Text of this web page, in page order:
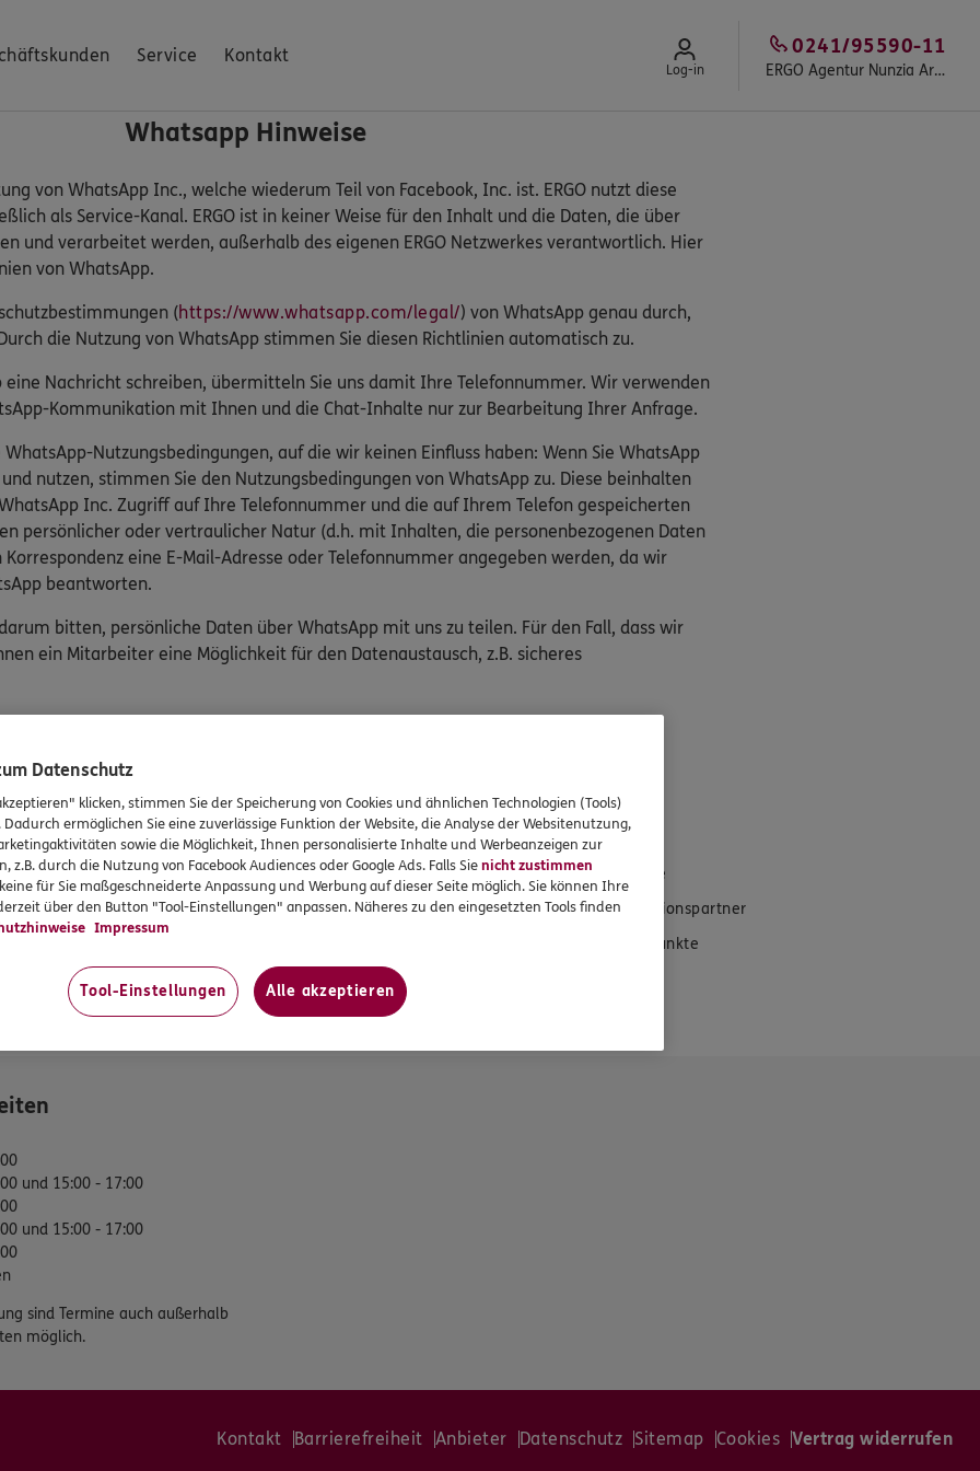
Service Kontakt
Log-in ERGO Agentur Nunzia Arena
0241/95590-11
Whatsapp Hinweise
von WhatsApp Inc., welche wiederum Teil von Facebook, Inc. ist. ERGO nutzt diese
als Service-Kanal. ERGO ist in keiner Weise für den Inhalt und die Daten, die über
und verarbeitet werden, außerhalb des eigenen ERGO Netzwerkes verantwortlich. Hier
von WhatsApp.
(https://www.whatsapp.com/legal/) von WhatsApp genau durch,
die Nutzung von WhatsApp stimmen Sie diesen Richtlinien automatisch zu.
eine Nachricht schreiben, übermitteln Sie uns damit Ihre Telefonnummer. Wir verwenden
Kommunikation mit Ihnen und die Chat-Inhalte nur zur Bearbeitung Ihrer Anfrage.
Nutzungsbedingungen, auf die wir keinen Einfluss haben: Wenn Sie WhatsApp
nutzen, stimmen Sie den Nutzungsbedingungen von WhatsApp zu. Diese beinhalten
Inc. Zugriff auf Ihre Telefonnummer und die auf Ihrem Telefon gespeicherten
persönlicher oder vertraulicher Natur (d.h. mit Inhalten, die personenbezogenen Daten
eine E-Mail-Adresse oder Telefonnummer angegeben werden, da wir
beantworten.
bitten, persönliche Daten über WhatsApp mit uns zu teilen. Für den Fall, dass wir
ein Mitarbeiter eine Möglichkeit für den Datenaustausch, z.B. sicheres
Das könnte Sie auch interessieren
Unsere Agentur
Standorte
Sponsoring
Kooperationspartner
Schwerpunkte
und 15:00 - 17:00
und 15:00 - 17:00
sind Termine auch außerhalb
möglich.
Kontakt Barrierefreiheit Anbieter Datenschutz Sitemap Cookies Vertrag widerrufen
Datenschutz
klicken, stimmen Sie der Speicherung von Cookies und ähnlichen Technologien (Tools)
ermöglichen Sie eine zuverlässige Funktion der Website, die Analyse der Websitenutzung,
sowie die Möglichkeit, Ihnen personalisierte Inhalte und Werbeanzeigen zur
z.B. durch die Nutzung von Facebook Audiences oder Google Ads. Falls Sienicht zustimmen
für Sie maßgeschneiderte Anpassung und Werbung auf dieser Seite möglich. Sie können Ihre
über den Button "Tool-Einstellungen" anpassen. Näheres zu den eingesetzten Tools finden
Impressum
Tool-Einstellungen Alle akzeptieren